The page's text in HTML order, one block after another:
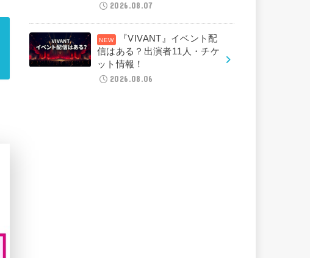
2026.08.07
『VIVANT』イベント配
信はある？出演者11人・チケ
ット情報！
2026.08.06